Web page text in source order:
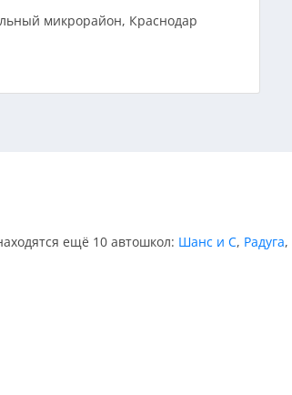
микрорайон, Краснодар
ещё 10 автошкол: Шанс и С, Радуга,